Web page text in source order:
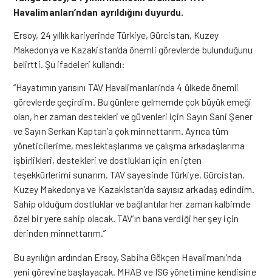
Havalimanları’ndan ayrıldığını duyurdu.
Ersoy, 24 yıllık kariyerinde Türkiye, Gürcistan, Kuzey
Makedonya ve Kazakistan’da önemli görevlerde bulunduğunu
belirtti. Şu ifadeleri kullandı:
“Hayatımın yarısını TAV Havalimanları’nda 4 ülkede önemli
görevlerde geçirdim. Bu günlere gelmemde çok büyük emeği
olan, her zaman destekleri ve güvenleri için Sayın Sani Şener
ve Sayın Serkan Kaptan’a çok minnettarım. Ayrıca tüm
yöneticilerime, meslektaşlarıma ve çalışma arkadaşlarıma
işbirlikleri, destekleri ve dostlukları için en içten
teşekkürlerimi sunarım. TAV sayesinde Türkiye, Gürcistan,
Kuzey Makedonya ve Kazakistan’da sayısız arkadaş edindim.
Sahip olduğum dostluklar ve bağlantılar her zaman kalbimde
özel bir yere sahip olacak. TAV’ın bana verdiği her şey için
derinden minnettarım.”
Bu ayrılığın ardından Ersoy, Sabiha Gökçen Havalimanı’nda
yeni görevine başlayacak. MHAB ve ISG yönetimine kendisine